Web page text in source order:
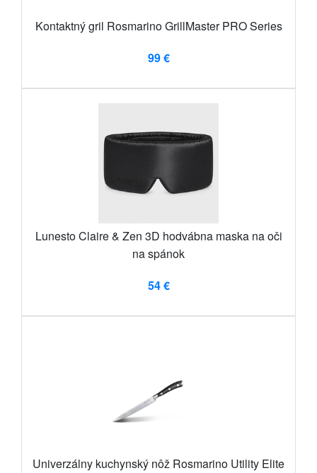
Kontaktný gril Rosmarino GrillMaster PRO Series
99 €
Lunesto Claire & Zen 3D hodvábna maska ​​na oči
na spánok
54 €
Univerzálny kuchynský nôž Rosmarino Utility Elite